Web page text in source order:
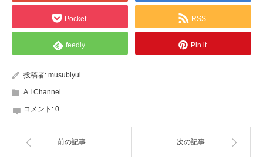
Pocket RSS
feedly Pin it
投稿者: musubiyui
A.I.Channel
コメント: 0
前の記事 次の記事